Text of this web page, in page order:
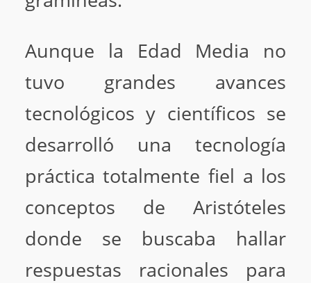
Aunque la Edad Media no
tuvo grandes avances
tecnológicos y científicos se
desarrolló una tecnología
práctica totalmente fiel a los
conceptos de Aristóteles
donde se buscaba hallar
respuestas racionales para